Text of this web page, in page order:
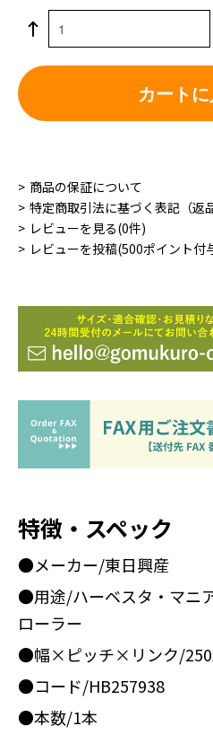
カート
商品の保証について
特定商取引法に基づく表記（返品
レビューを見る(0件)
レビューを投稿(500ポイント付
特徴・スペック
●メーカー/東日興産
●用途/ハーベスタ・マニ
ローラー
●幅×ピッチ×リンク/
●コード/HB257938
●本数/1本